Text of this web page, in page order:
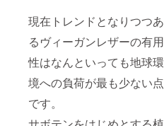
現在トレンドとなりつつあ
るヴィーガンレザーの有用
性はなんといっても地球環
境への負荷が最も少ない点
です。